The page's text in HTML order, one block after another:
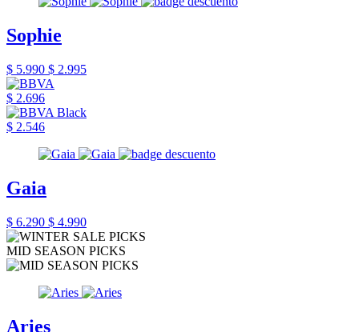
Sophie
$ 5.990 $ 2.995
$ 2.696
$ 2.546
Gaia
$ 6.290 $ 4.990
MID SEASON PICKS
Aries